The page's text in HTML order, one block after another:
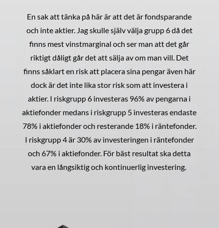
En sak att tänka på här är att det är fondsparande
och inte aktier. Jag skulle själv välja grupp 6 då det
finns mest vinstmarginal och ser man att det går
riktigt dåligt går det att sälja av om man vill. Det
finns såklart en risk att placera sina pengar även här
dock är det inte lika stor risk som att investera i
aktier. I riskgrupp 6 investeras 96% av pengarna i
aktiefonder medans i riskgrupp 5 investeras endaste
78% i aktiefonder och resterande 18% i räntefonder.
I riskgrupp 4 är 30% av investeringen i räntefonder
och 67% i aktiefonder. För bäst resultat ska detta
vara en långsiktig och kontinuerlig investering.